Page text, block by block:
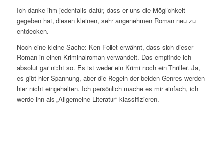
Ich danke ihm jedenfalls dafür, dass er uns die Möglichkeit
gegeben hat, diesen kleinen, sehr angenehmen Roman neu zu
entdecken.
Noch eine kleine Sache: Ken Follet erwähnt, dass sich dieser
Roman in einen Kriminalroman verwandelt. Das empfinde ich
absolut gar nicht so. Es ist weder ein Krimi noch ein Thriller. Ja,
es gibt hier Spannung, aber die Regeln der beiden Genres werden
hier nicht eingehalten. Ich persönlich mache es mir einfach, ich
werde ihn als „Allgemeine Literatur“ klassifizieren.